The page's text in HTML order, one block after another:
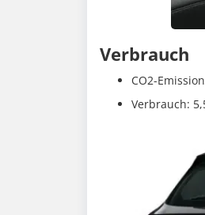
Verbrauch
CO2-
Verbrauch: